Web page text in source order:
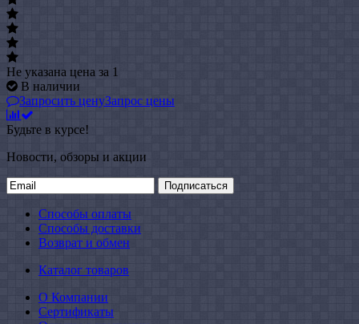
Не указана цена за 1
В наличии
Запросить ценуЗапрос цены
Будьте в курсе!
Новости, обзоры и акции
Подписаться
Способы оплаты
Способы доставки
Возврат и обмен
Каталог товаров
О Компании
Сертификаты